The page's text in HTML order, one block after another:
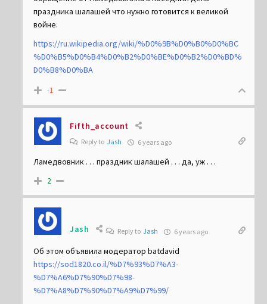
праздника шалашей что нужно готовится к великой
войне.
https://ru.wikipedia.org/wiki/%D0%9B%D0%B0%D0%BC
%D0%B5%D0%B4%D0%B2%D0%BE%D0%B2%D0%BD%
D0%B8%D0%BA
-1
Fifth_account
Reply to Jash 6 years ago
Ламедвовник . . . праздник шалашей . . . да, уж . . .
2
Jash Reply to Jash 6 years ago
Об этом объявила модератор batdavid
https://sod1820.co.il/%D7%93%D7%A3-
%D7%A6%D7%90%D7%98-
%D7%A8%D7%90%D7%A9%D7%99/